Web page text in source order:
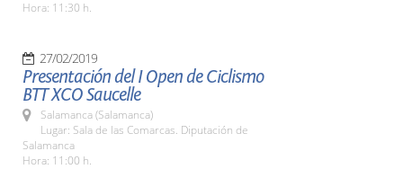
Hora: 11:30 h.
27/02/2019
Presentación del I Open de Ciclismo
BTT XCO Saucelle
Salamanca (Salamanca)
Lugar: Sala de las Comarcas. Diputación de
Salamanca
Hora: 11:00 h.